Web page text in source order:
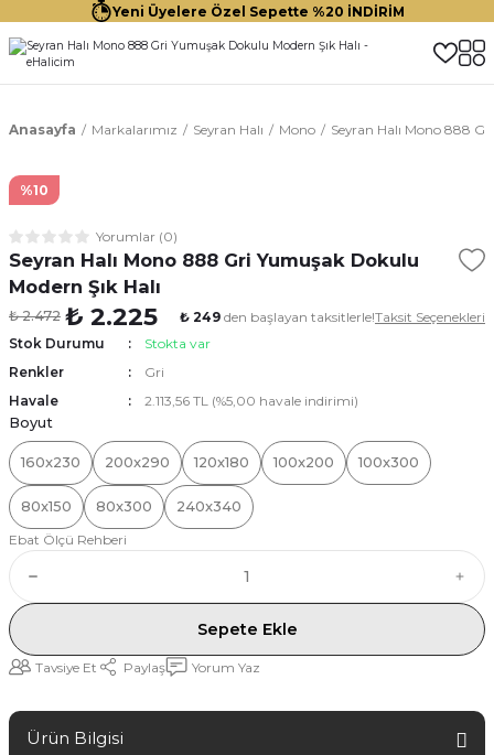
Yeni Üyelere Özel Sepette %20 İNDİRİM
Anasayfa Markalarımız Seyran Halı Mono Seyran Halı Mono 888
%10
Yorumlar (0)
Seyran Halı Mono 888 Gri Yumuşak Dokulu
Modern Şık Halı
₺ 2.472 ₺ 2.225 ₺ 249 den başlayan taksitlerle!Taksit Seçenekleri
Stok Durumu
Stokta var
Renkler
Gri
Havale
2.113,56 TL (%5,00 havale indirimi)
Boyut
160x230 200x290 120x180 100x200 100x300
80x150 80x300
240x340
Ebat Ölçü Rehberi
Sepete Ekle
Tavsiye Et Paylaş Yorum Yaz
Ürün Bilgisi